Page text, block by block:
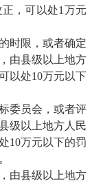
，可以处1万元
时限，或者确定
由县级以上地方
以处10万元以下
委员会，或者评
级以上地方人民
10万元以下的罚
由县级以上地方